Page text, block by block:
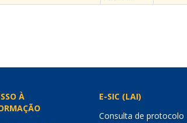
À
E-SIC (LAI)
Consulta de protocolo